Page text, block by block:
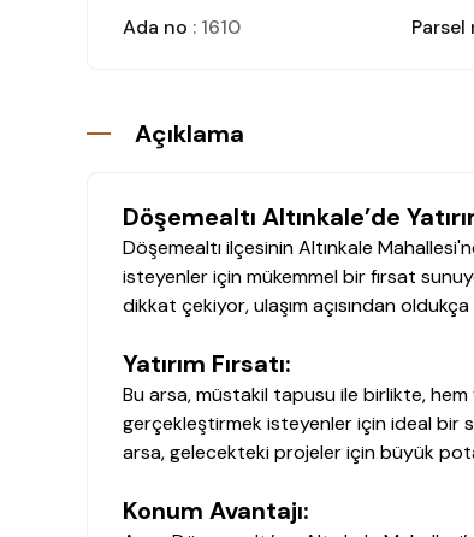
Ada no : 1610 Parsel
Açıklama
Döşemealtı Altınkale’de
Döşemealtı ilçesinin Altınkale
isteyenler için mükemmel bir fırsat
dikkat çekiyor, ulaşım açısından
Yatırım Fırsatı:
Bu arsa, müstakil tapusu ile birlikte,
gerçekleştirmek isteyenler için ideal bir
arsa, gelecekteki projeler için büyük
Konum Avantajı: